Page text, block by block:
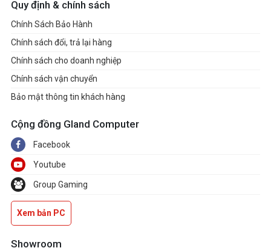
Quy định & chính sách
Chính Sách Bảo Hành
Chính sách đổi, trả lại hàng
Chính sách cho doanh nghiệp
Chính sách vận chuyển
Bảo mật thông tin khách hàng
Cộng đồng Gland Computer
Facebook
Youtube
Group Gaming
Xem bản PC
Showroom